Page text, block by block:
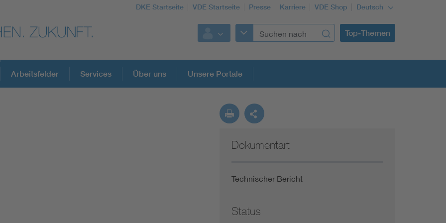
DKE Startseite VDE Startseite Presse Karriere VDE Shop Deutsch
Top-Themen
DKE Fachinformationen im Kontext der Normung
Funktionale Sicherheit schützt den Menschen
Gleichstromanwendungen im Wachstum
Arbeitsfelder Services Über uns Unsere Portale
Dokumentart
Technischer Bericht
Status